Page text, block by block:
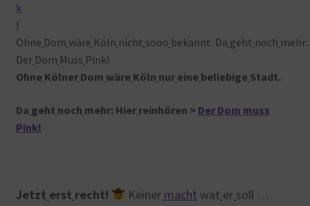
Ohne Dom wäre Köln nicht sooo bekannt. Da geht noch mehr:
Der Dom Muss Pink!
Ohne Kölner Dom wäre Köln nur eine beliebige Stadt.
Da geht noch mehr: Hier reinhören > Der Dom muss
Pink!
Jetzt erst recht! Keiner macht wat er soll …